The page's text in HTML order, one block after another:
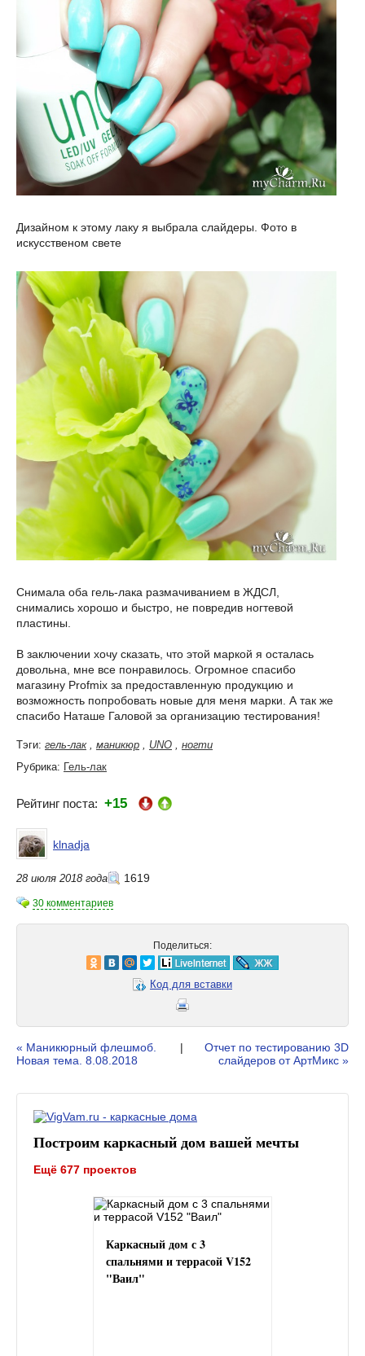
Дизайном к этому лаку я выбрала слайдеры. Фото в
искусственом свете
Снимала оба гель-лака размачиванием в ЖДСЛ,
снимались хорошо и быстро, не повредив ногтевой
пластины.
В заключении хочу сказать, что этой маркой я осталась
довольна, мне все понравилось. Огромное спасибо
магазину Profmix за предоставленную продукцию и
возможность попробовать новые для меня марки. А так же
спасибо Наташе Галовой за организацию тестирования!
Тэги: гель-лак, маникюр UNO
ногти
Рубрика: Гель-лак
Рейтинг поста: +15
klnadja
28 июля 2018 года 1619
30 комментариев
Поделиться:
Код для вставки
« Маникюрный флешмоб.
Новая тема. 8.08.2018
|
Отчет по тестированию 3D
слайдеров от АртМикс »
Построим каркасный дом вашей мечты
Ещё 677 проектов
Каркасный дом с 3
спальнями и террасой V152
"Ваил"